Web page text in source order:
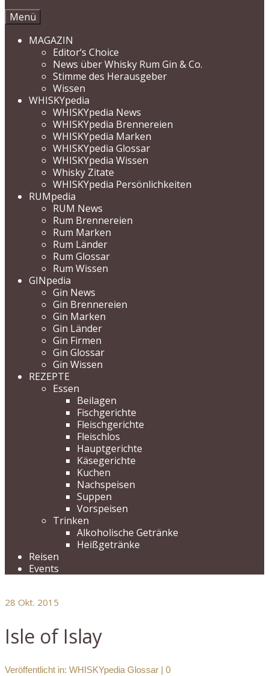
Menü
MAGAZIN
Editor‘s Choice
News über Whisky Rum Gin & Co.
Stimme des Herausgeber
Wissen
WHISKYpedia
WHISKYpedia News
WHISKYpedia Brennereien
WHISKYpedia Marken
WHISKYpedia Glossar
WHISKYpedia Wissen
Whisky Zitate
WHISKYpedia Persönlichkeiten
RUMpedia
RUM News
Rum Brennereien
Rum Marken
Rum Länder
Rum Glossar
Rum Wissen
GINpedia
Gin News
Gin Brennereien
Gin Marken
Gin Länder
Gin Firmen
Gin Glossar
Gin Wissen
REZEPTE
Essen
Beilagen
Fischgerichte
Fleischgerichte
Fleischlos
Hauptgerichte
Käsegerichte
Kuchen
Nachspeisen
Suppen
Vorspeisen
Trinken
Alkoholische Getränke
Heißgetränke
Reisen
Events
28 Okt. 2015
Isle of Islay
Veröffentlicht in: WHISKYpedia Glossar | 0